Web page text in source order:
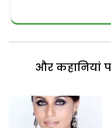
और कहानियां